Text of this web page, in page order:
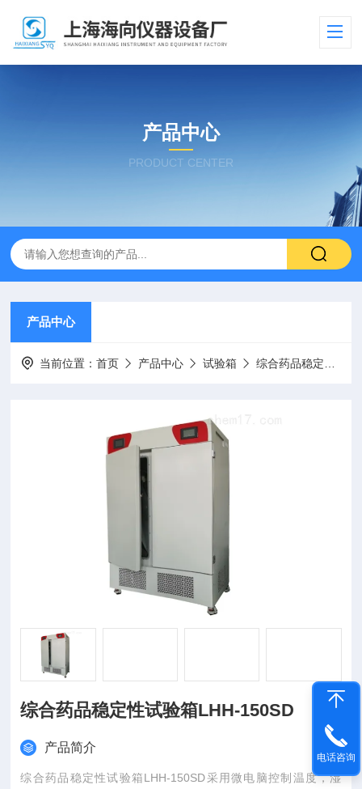
产品中心
PRODUCT CENTER
产品中心
当前位置：首页 产品中心 试验箱 综合药品稳定性试验箱
综合药品稳定性试验箱LHH-150SD
产品简介
综合药品稳定性试验箱LHH-150SD采用微电脑控制温度，湿
电话咨询